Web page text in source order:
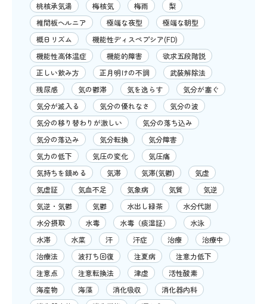
桃核承気湯
梅核気 梅雨
梨
椎間板ヘルニア
極端な夜型
極端な朝型
概日リズム
機能性ディスペプシア(FD)
機能性高体温症
機能的障害
欲求五段階説
正しい飲み方
正月明けの不調
武装解除法
残尿感
気の鬱滞 気を逸らす
気分が塞ぐ
気分が滅入る
気分の優れなさ
気分の波
気分の移り替わりが激しい
気分の落ち込み
気分の落込み
気分転換
気分障害
気力の低下
気圧の変化
気圧痛
気持ちを鎮める
気滞 気滞(気鬱)
気虚
気虚証
気血不足 気象病 気質
気逆
気逆・気鬱
気鬱 水出し緑茶
水分代謝
水分摂取
水毒 水毒（痰湿証）
水泳
水滞
水菜 汗 汗症 治療
治療中
治療法
波打ち回復 注夏病
注意力低下
注意点
注意転換法 津虚
活性酸素
海産物
海藻 消化吸収
消化器内科